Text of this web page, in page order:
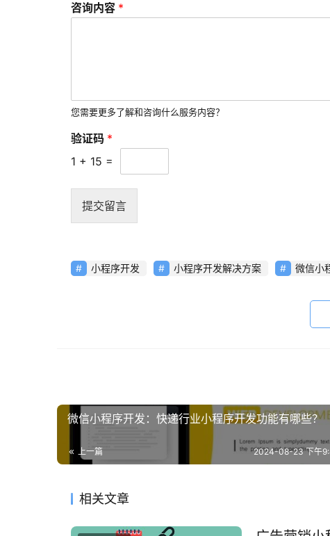
咨询内容 *
您需要更多了解和咨询什么服务内容？
验证码 *
1 + 15 =
提交留言
小程序开发 小程序开发解决方案 微信小
微信小程序开发：快递行业小程序开发功能有哪些？
上一篇 2024-08-23 下午
相关文章